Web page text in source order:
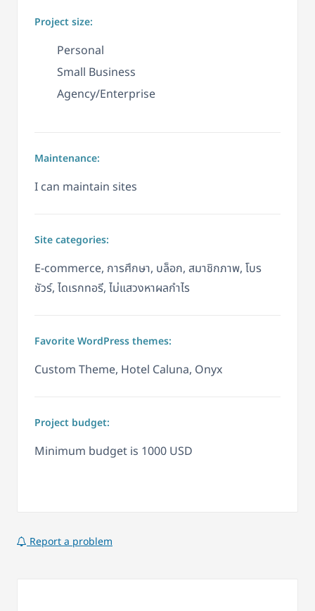
Project size:
Personal
Small Business
Agency/Enterprise
Maintenance:
I can maintain sites
Site categories:
E-commerce, การศึกษา, บล็อก, สมาชิกภาพ, โบร
ชัวร์, ไดเรกทอรี, ไม่แสวงหาผลกำไร
Favorite WordPress themes:
Custom Theme, Hotel Caluna, Onyx
Project budget:
Minimum budget is 1000 USD
Report a problem